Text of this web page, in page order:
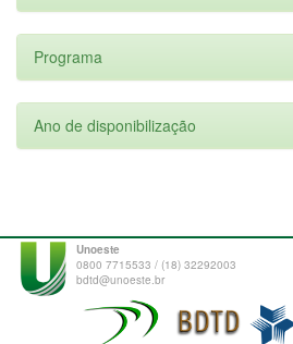
Programa
Ano de disponibilização
Unoeste
0800 7715533 / (18) 32292003
bdtd@unoeste.br